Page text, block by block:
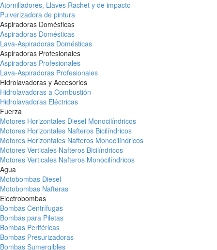
Atornilladores, Llaves Rachet y de impacto
Pulverizadora de pintura
Aspiradoras Domésticas
Aspiradoras Domésticas
Lava-Aspiradoras Domésticas
Aspiradoras Profesionales
Aspiradoras Profesionales
Lava-Aspiradoras Profesionales
Hidrolavadoras y Accesorios
Hidrolavadoras a Combustión
Hidrolavadoras Eléctricas
Fuerza
Motores Horizontales Diesel Monocilíndricos
Motores Horizontales Nafteros Bicilíndricos
Motores Horizontales Nafteros Monocilíndricos
Motores Verticales Nafteros Bicilíndricos
Motores Verticales Nafteros Monocilíndricos
Agua
Motobombas Diesel
Motobombas Nafteras
Electrobombas
Bombas Centrífugas
Bombas para Piletas
Bombas Periféricas
Bombas Presurizadoras
Bombas Sumergibles